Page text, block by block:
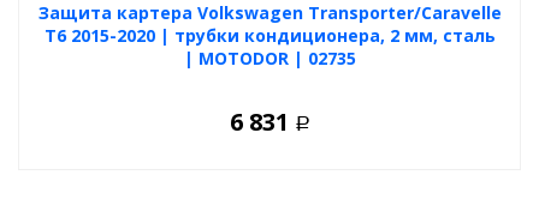
Защита картера Volkswagen Transporter/Caravelle
T6 2015-2020 | трубки кондиционера, 2 мм, сталь
| MOTODOR | 02735
6 831 Р